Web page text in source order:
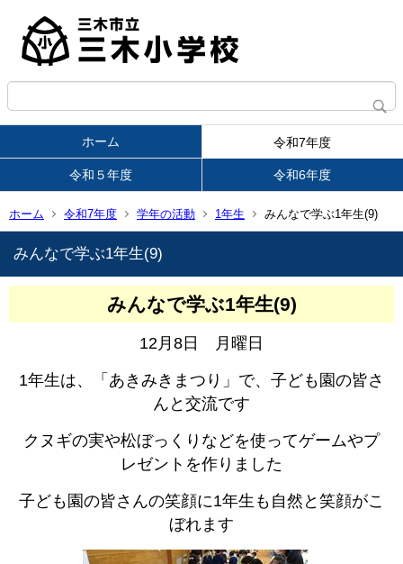
ホーム 令和7年度
令和５年度 令和6年度
ホーム 令和7年度 学年の活動 1年生 みんなで学ぶ1年生(9)
みんなで学ぶ1年生(9)
みんなで学ぶ1年生(9)
12月8日 月曜日
1年生は、「あきみきまつり」で、子ども園の皆さ
んと交流です
クヌギの実や松ぼっくりなどを使ってゲームやプ
レゼントを作りました
子ども園の皆さんの笑顔に1年生も自然と笑顔がこ
ぼれます